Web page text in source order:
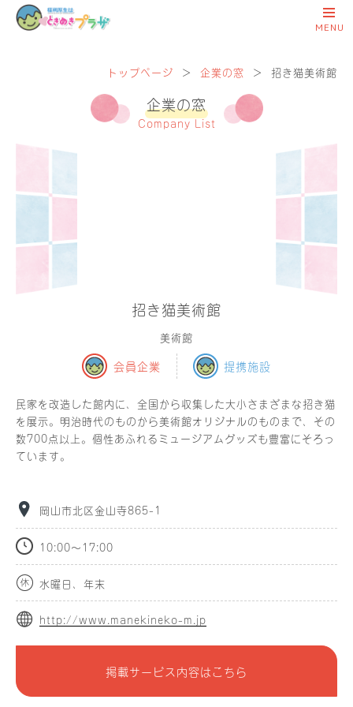
トップページ ＞ 企業の窓 ＞ 招き猫美術館
企業の窓
Company List
招き猫美術館
美術館
会員企業 提携施設
民家を改造した館内に、全国から収集した大小さまざまな招き猫
を展示。明治時代のものから美術館オリジナルのものまで、その
数700点以上。個性あふれるミュージアムグッズも豊富にそろっ
ています。
岡山市北区金山寺865-1
10:00～17:00
水曜日、年末
http://www.manekineko-m.jp
掲載サービス内容はこちら